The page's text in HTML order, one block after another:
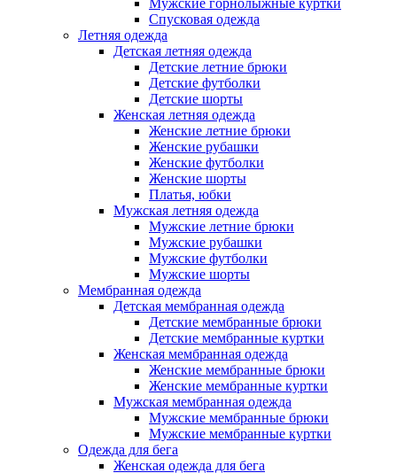
Мужские горнолыжные куртки
Спусковая одежда
Летняя одежда
Детская летняя одежда
Детские летние брюки
Детские футболки
Детские шорты
Женская летняя одежда
Женские летние брюки
Женские рубашки
Женские футболки
Женские шорты
Платья, юбки
Мужская летняя одежда
Мужские летние брюки
Мужские рубашки
Мужские футболки
Мужские шорты
Мембранная одежда
Детская мембранная одежда
Детские мембранные брюки
Детские мембранные куртки
Женская мембранная одежда
Женские мембранные брюки
Женские мембранные куртки
Мужская мембранная одежда
Мужские мембранные брюки
Мужские мембранные куртки
Одежда для бега
Женская одежда для бега